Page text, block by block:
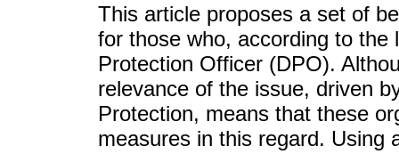
This article proposes a set of
for those who, according to the
Protection Officer (DPO).
relevance of the issue, driven
Protection, means that these
measures in this regard. Using